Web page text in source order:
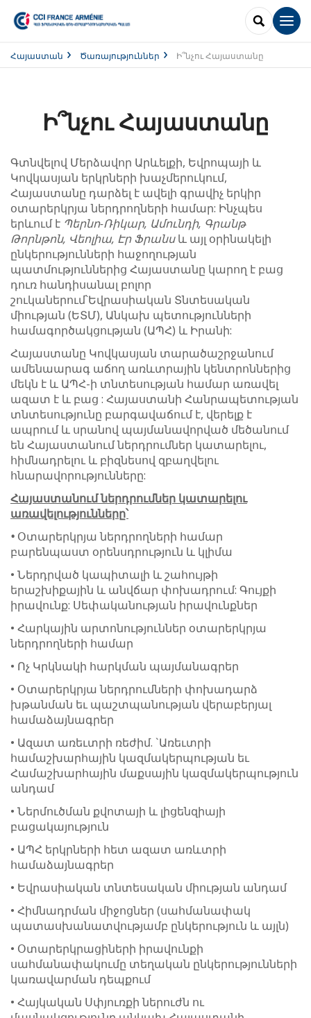
SEARCH
Հայաստան Ծառայություններ Ի՞նչու Հայաստանը
Ի՞նչու Հայաստանը
Գտնվելով Մերձավոր Արևելքի, Եվրոպայի և
Կովկասյան երկրների խաչմերուկում,
Հայաստանը դարձել է ավելի գրավիչ երկիր
օտարերկրյա ներդրողների համար: Ինչպես
երևում է Պերնո-Ռիկար, Ամունդի, Գրանթ
Թորնթոն, Վեոլիա, ԷրՖրանս և այլ օրինակելի
ընկերությունների հաջողության
պատմություններից Հայաստանը կարող է բաց
դուռ հանդիսանալ բոլոր
շուկաներում՝Եվրասիական Տնտեսական
միության (ԵՏՄ), Անկախ պետությունների
համագործակցության (ԱՊՀ) և Իրանի:
Հայաստանը Կովկասյան տարածաշրջանում
ամենաարագ աճող առևտրային կենտրոններից
մեկն է և ԱՊՀ-ի տնտեսության համար առավել
ազատ է և բաց : Հայաստանի Հանրապետության
տնտեսությունը բարգավաճում է, վերելք է
ապրում և սրանով պայմանավորված մեծանում
են Հայաստանում ներդրումներ կատարելու,
հիմնադրելու և բիզնեսով զբաղվելու
հնարավորությունները:
Հայաստանումներդրումներ կատարելու
առավելությունները՝
• Օտարերկրյա ներդրողների համար
բարենպաստ օրենսդրություն և կլիմա
• Ներդրված կապիտալի և շահույթի
երաշխիքային և անվճար փոխադրում: Գույքի
իրավունք: Սեփականության իրավունքներ
• Հարկային արտոնություններ օտարերկրյա
ներդրողների համար
• Ոչ Կրկնակի հարկման պայմանագրեր
• Օտարերկրյա ներդրումների փոխադարձ
խթանման եւ պաշտպանության վերաբերյալ
համաձայնագրեր
• Ազատ առեւտրի ռեժիմ. `Առեւտրի
համաշխարհային կազմակերպության եւ
Համաշխարհային մաքսային կազմակերպություն
անդամ
• Ներմուծման քվոտայի և լիցենզիայի
բացակայություն
• ԱՊՀ երկրների հետ ազատ առևտրի
համաձայնագրեր
• Եվրասիական տնտեսական միության անդամ
• Հիմնադրման միջոցներ (սահմանափակ
պատասխանատվությամբ ընկերություն և այլն)
• Օտարերկրացիների իրավունքի
սահմանափակումը տեղական ընկերությունների
կառավարման դեպքում
• Հայկական Սփյուռքի ներուժն ու